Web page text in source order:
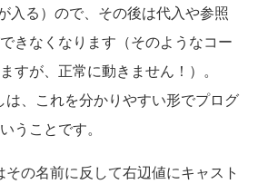
入る）ので、その後は代入や参照
きなくなります（そのようなコー
すが、正常に動きません！）。
は、これを分かりやすい形でプログ
うことです。
の名前に反して右辺値にキャスト